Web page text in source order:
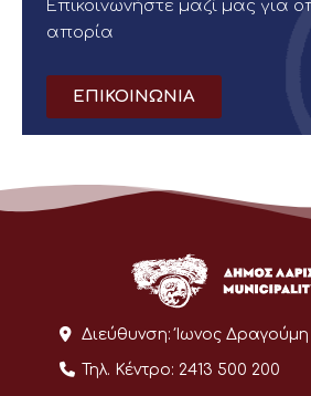
Επικοινωνήστε μαζί μας για
απορία
ΕΠΙΚΟΙΝΩΝΙΑ
Διεύθυνση: Ίωνος Δραγούμη
Τηλ. Κέντρο: 2413 500 200